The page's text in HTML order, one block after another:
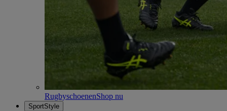
RugbyschoenenShop nu
SportStyle